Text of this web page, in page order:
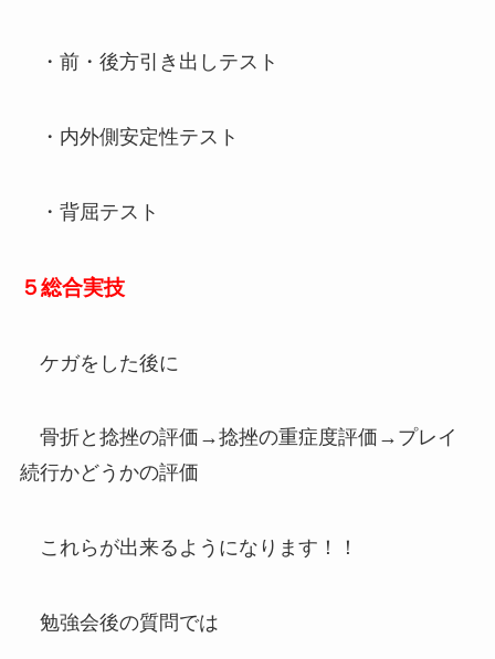
・前・後方引き出しテスト
・内外側安定性テスト
・背屈テスト
５総合実技
ケガをした後に
骨折と捻挫の評価→捻挫の重症度評価→プレイ
続行かどうかの評価
これらが出来るようになります！！
勉強会後の質問では